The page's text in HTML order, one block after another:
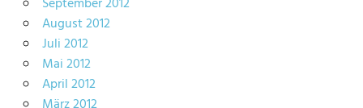
August 2012
Juli 2012
Mai 2012
April 2012